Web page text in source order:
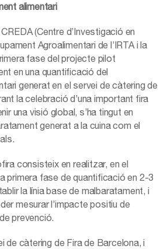
alimentari
(Centre d’Investigació en
Agroalimentari de l’IRTA i la
fase del projecte pilot
en una quantificació del
generat en el servei de càtering de
la celebració d’una important fira
una visió global, s’ha tingut en
generat a la cuina com el
consisteix en realitzar, en el
primera fase de quantificació en 2-3
la línia base de malbaratament, i
mesurar l’impacte positiu de
prevenció.
de càtering de Fira de Barcelona, i